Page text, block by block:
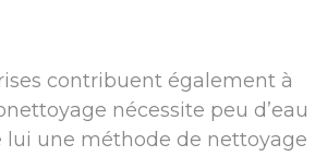
contribuent également à
nécessite peu d’eau
lui une méthode de nettoyage